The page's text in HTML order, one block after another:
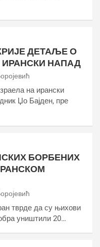
ДЕТАЉЕ О
НАПАД
на ирански
Џо Бајден, пре
БОРБЕНИХ
тврде да су њихови
уништили 20…